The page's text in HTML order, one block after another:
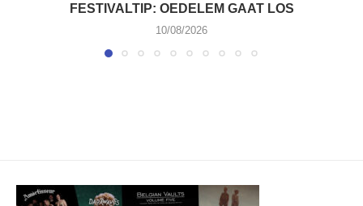
FESTIVALTIP: OEDELEM GAAT LOS
10/08/2026